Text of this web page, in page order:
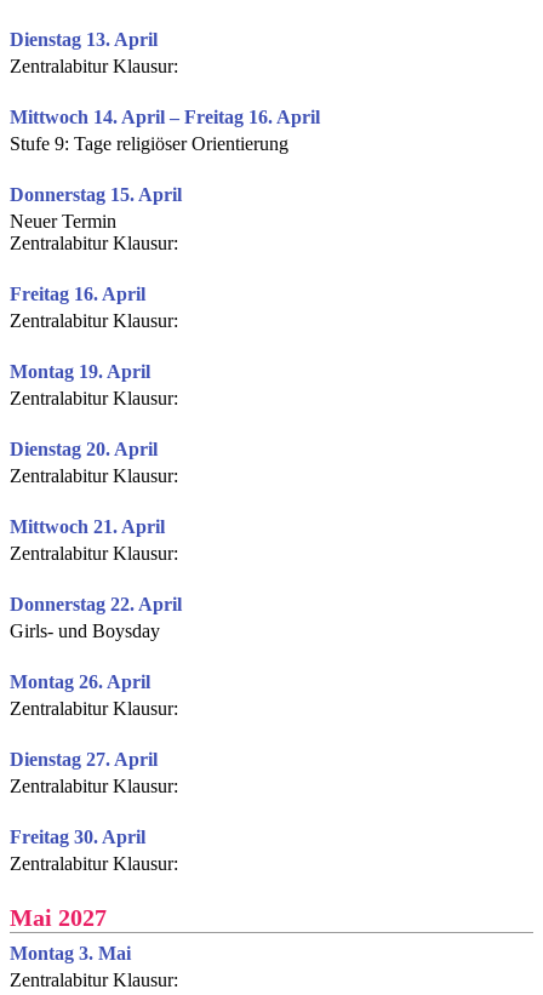
Dienstag 13. April
Zentralabitur Klausur:
Mittwoch 14. April – Freitag 16. April
Stufe 9: Tage religiöser Orientierung
Donnerstag 15. April
Neuer Termin
Zentralabitur Klausur:
Freitag 16. April
Zentralabitur Klausur:
Montag 19. April
Zentralabitur Klausur:
Dienstag 20. April
Zentralabitur Klausur:
Mittwoch 21. April
Zentralabitur Klausur:
Donnerstag 22. April
Girls- und Boysday
Montag 26. April
Zentralabitur Klausur:
Dienstag 27. April
Zentralabitur Klausur:
Freitag 30. April
Zentralabitur Klausur:
Mai 2027
Montag 3. Mai
Zentralabitur Klausur: